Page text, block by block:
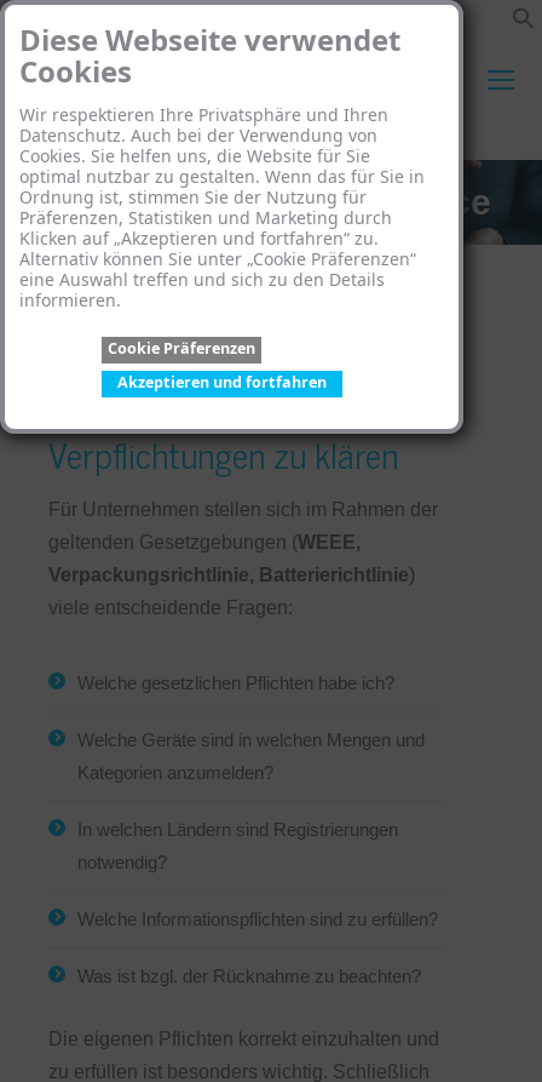
Diese Webseite verwendet
Cookies
Wir respektieren Ihre Privatsphäre und Ihren
Datenschutz. Auch bei der Verwendung von
Cookies. Sie helfen uns, die Website für Sie
optimal nutzbar zu gestalten. Wenn das für Sie in
Ordnung ist, stimmen Sie der Nutzung für
Präferenzen, Statistiken und Marketing durch
Klicken auf „Akzeptieren und fortfahren“ zu.
Alternativ können Sie unter „Cookie Präferenzen“
eine Auswahl treffen und sich zu den Details
informieren.
Cookie Präferenzen
Akzeptieren und fortfahren
Search:
Beratung & Legal Service
Wir helfen Ihnen, Ihre
Verpflichtungen zu klären
Für Unternehmen stellen sich im Rahmen der
geltenden Gesetzgebungen (WEEE,
Verpackungsrichtlinie, Batterierichtlinie)
viele entscheidende Fragen:
Welche gesetzlichen Pflichten habe ich?
Welche Geräte sind in welchen Mengen und
Kategorien anzumelden?
In welchen Ländern sind Registrierungen
notwendig?
Welche Informationspflichten sind zu erfüllen?
Was ist bzgl. der Rücknahme zu beachten?
Die eigenen Pflichten korrekt einzuhalten und
zu erfüllen ist besonders wichtig. Schließlich